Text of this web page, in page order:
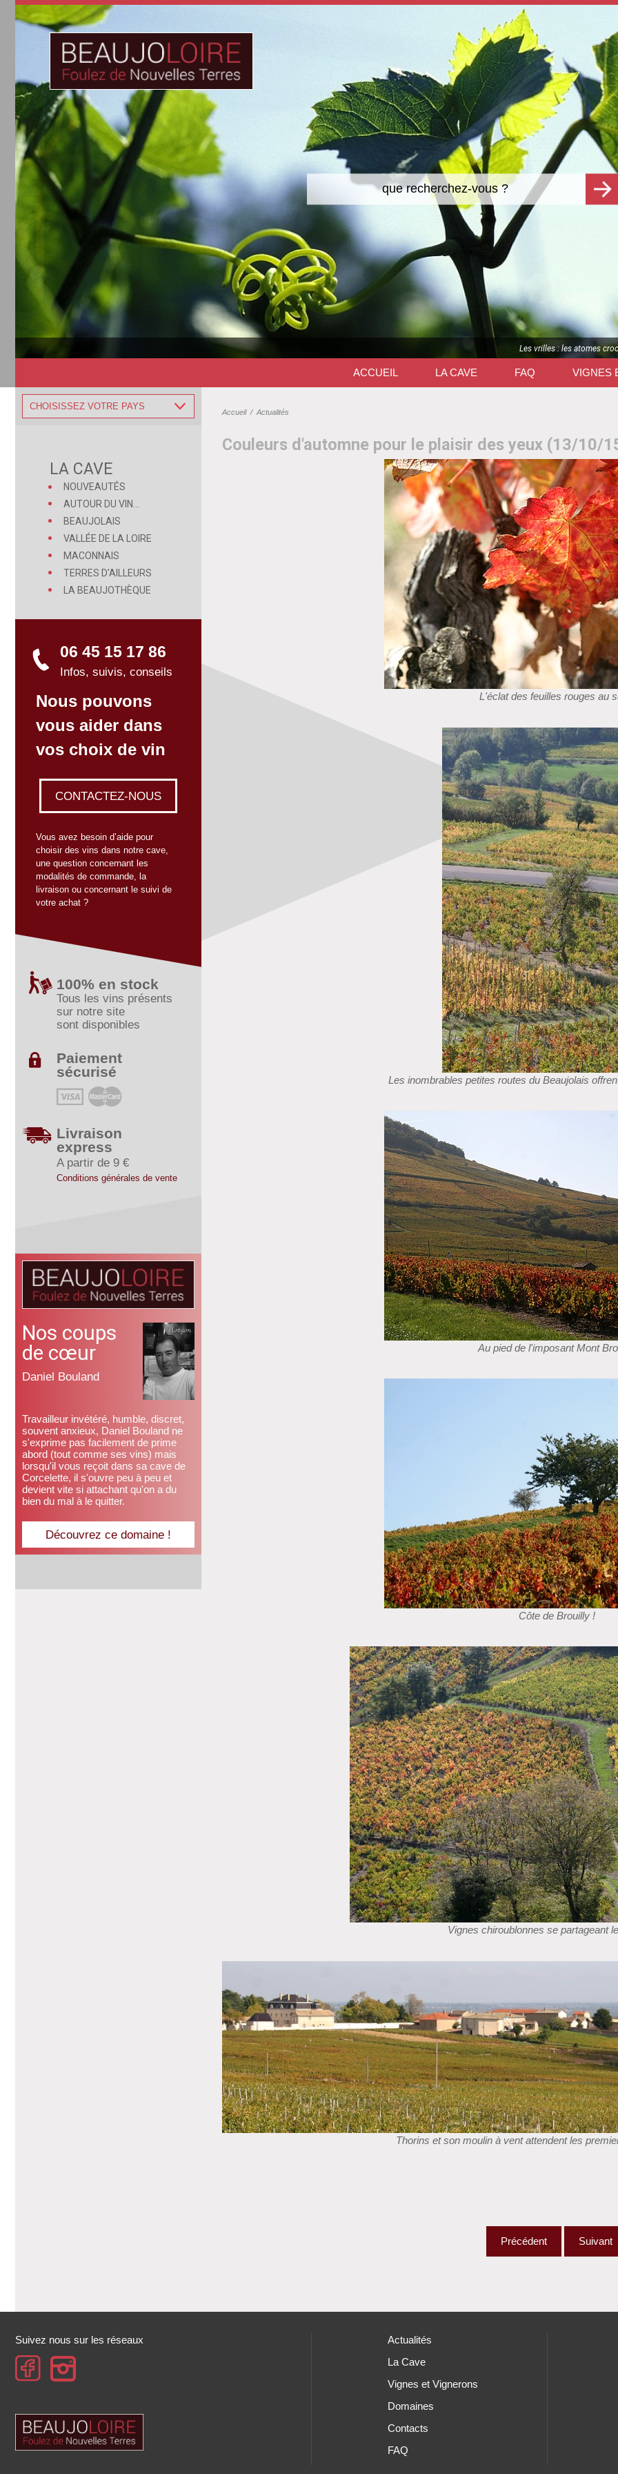
Les vrilles : les atomes
ACCUEIL LA CAVE FAQ VIGNES
CHOISISSEZ VOTRE PAYS
LA CAVE
NOUVEAUTÉS
AUTOUR DU VIN...
BEAUJOLAIS
VALLÉE DE LA LOIRE
MACONNAIS
TERRES D'AILLEURS
LA BEAUJOTHÈQUE
06 45 15 17 86
Infos, suivis, conseils
Nous pouvons
vous aider dans
vos choix de vin
CONTACTEZ-NOUS
Vous avez besoin d’aide pour
choisir des vins dans notre cave,
une question concernant les
modalités de commande, la
livraison ou concernant le suivi de
votre achat ?
100% en stock
Tous les vins présents
sur notre site
sont disponibles
Paiement
sécurisé
Livraison
express
A partir de 9 €
Conditions générales de vente
Nos coups
de cœur
Daniel Bouland
Travailleur invétéré, humble, discret,
souvent anxieux, Daniel Bouland ne
s'exprime pas facilement de prime
abord (tout comme ses vins) mais
lorsqu'il vous reçoit dans sa cave de
Corcelette, il s'ouvre peu à peu et
devient vite si attachant qu'on a du
bien du mal à le quitter.
Découvrez ce domaine !
Accueil/ Actualités
Couleurs d'automne pour le plaisir des yeux (13/10/
L'éclat des feuilles rouges au
Les inombrables petites routes du Beaujolais
Au pied de l'imposant Mont
Côte de Brouilly !
Vignes chiroublonnes se partageant
Thorins et son moulin à vent attendent les
Précédent Suivant
Actualités
La Cave
Vignes et Vignerons
Domaines
Contacts
FAQ
Suivez nous sur les réseaux